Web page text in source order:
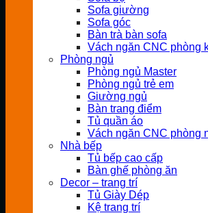
Sofa giường
Sofa góc
Bàn trà bàn sofa
Vách ngăn CNC phòng
Phòng ngủ
Phòng ngủ Master
Phòng ngủ trẻ em
Giường ngủ
Bàn trang điểm
Tủ quần áo
Vách ngăn CNC phòng
Nhà bếp
Tủ bếp cao cấp
Bàn ghế phòng ăn
Decor – trang trí
Tủ Giày Dép
Kệ trang trí